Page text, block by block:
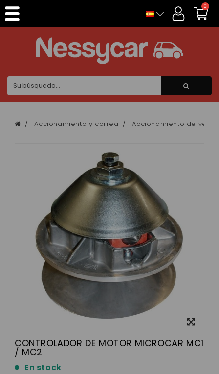
0
Accionamiento y correa Accionamiento de
CONTROLADOR DE MOTOR MICROCAR MC1
/ MC2
En stock
Panel de gestión de cookies